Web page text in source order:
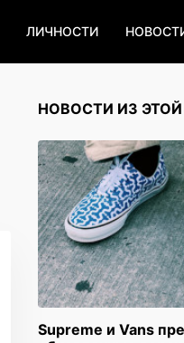
ЛИЧНОСТИ
НОВОСТИ ИЗ ЭТОЙ
Supreme и Vans